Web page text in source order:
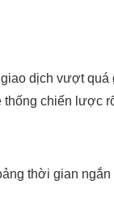
dịch vượt quá
thống chiến lược
thời gian